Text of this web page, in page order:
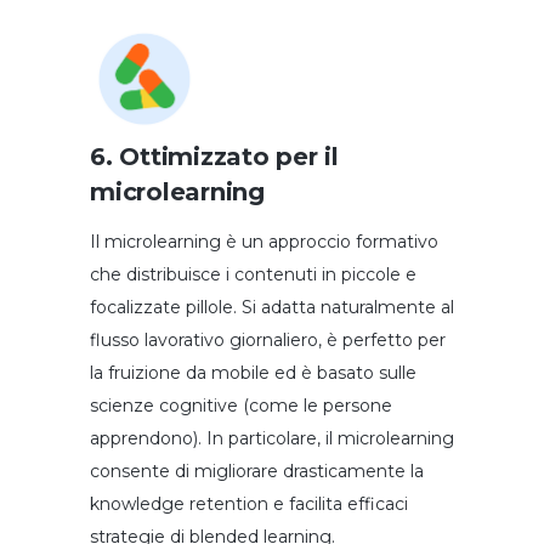
6. Ottimizzato per il
microlearning
Il microlearning è un approccio formativo
che distribuisce i contenuti in piccole e
focalizzate pillole. Si adatta naturalmente al
flusso lavorativo giornaliero, è perfetto per
la fruizione da mobile ed è basato sulle
scienze cognitive (come le persone
apprendono). In particolare, il microlearning
consente di migliorare drasticamente la
knowledge retention e facilita efficaci
strategie di blended learning.